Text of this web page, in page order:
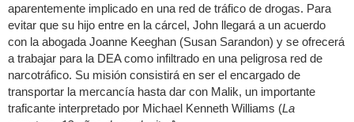
aparentemente implicado en una red de tráfico de drogas. Para
evitar que su hijo entre en la cárcel, John llegará a un acuerdo
con la abogada Joanne Keeghan (Susan Sarandon) y se ofrecerá
a trabajar para la DEA como infiltrado en una peligrosa red de
narcotráfico. Su misión consistirá en ser el encargado de
transportar la mercancía hasta dar con Malik, un importante
traficante interpretado por Michael Kenneth Williams (La